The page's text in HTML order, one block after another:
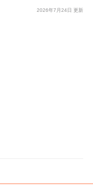
2026年7月24日 更新